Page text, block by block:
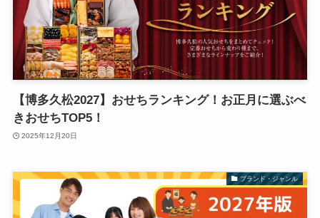
【博多久松2027】おせちランキング！お正月に選ぶべ
きおせちTOP5！
2025年12月20日
ブランド・ジャンル